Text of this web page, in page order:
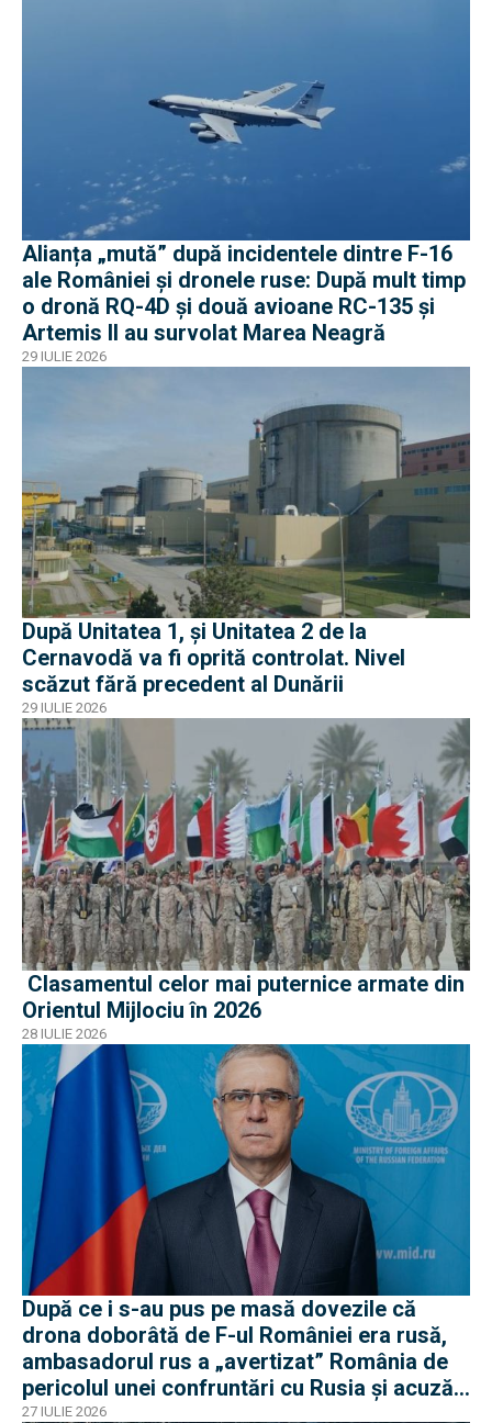
Alianța „mută” după incidentele dintre F-16
ale României și dronele ruse: După mult timp
o dronă RQ-4D și două avioane RC-135 și
Artemis II au survolat Marea Neagră
29 IULIE 2026
După Unitatea 1, și Unitatea 2 de la
Cernavodă va fi oprită controlat. Nivel
scăzut fără precedent al Dunării
29 IULIE 2026
Clasamentul celor mai puternice armate din
Orientul Mijlociu în 2026
28 IULIE 2026
După ce i s-au pus pe masă dovezile că
drona doborâtă de F-ul României era rusă,
ambasadorul rus a „avertizat” România de
pericolul unei confruntări cu Rusia și acuză
o „înscenare propagandistă”
27 IULIE 2026